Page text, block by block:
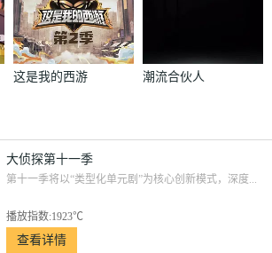
这是我的西游
潮流合伙人
大侦探第十一季
第十一季将以“类型化单元剧”为核心创新模式，深度...
播放指数:1923℃
查看详情